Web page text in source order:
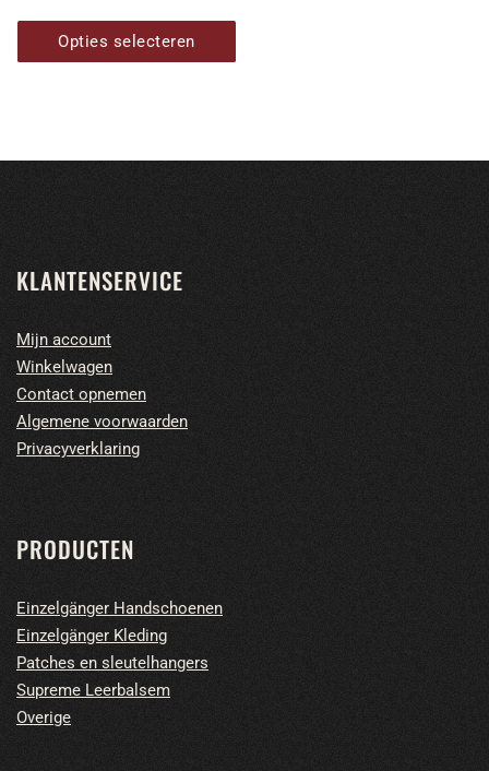
Opties selecteren
KLANTENSERVICE
Mijn account
Winkelwagen
Contact opnemen
Algemene voorwaarden
Privacyverklaring
PRODUCTEN
Einzelgänger Handschoenen
Einzelgänger Kleding
Patches en sleutelhangers
Supreme Leerbalsem
Overige